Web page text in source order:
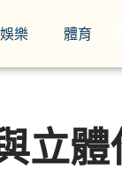
娛樂 體育
立體